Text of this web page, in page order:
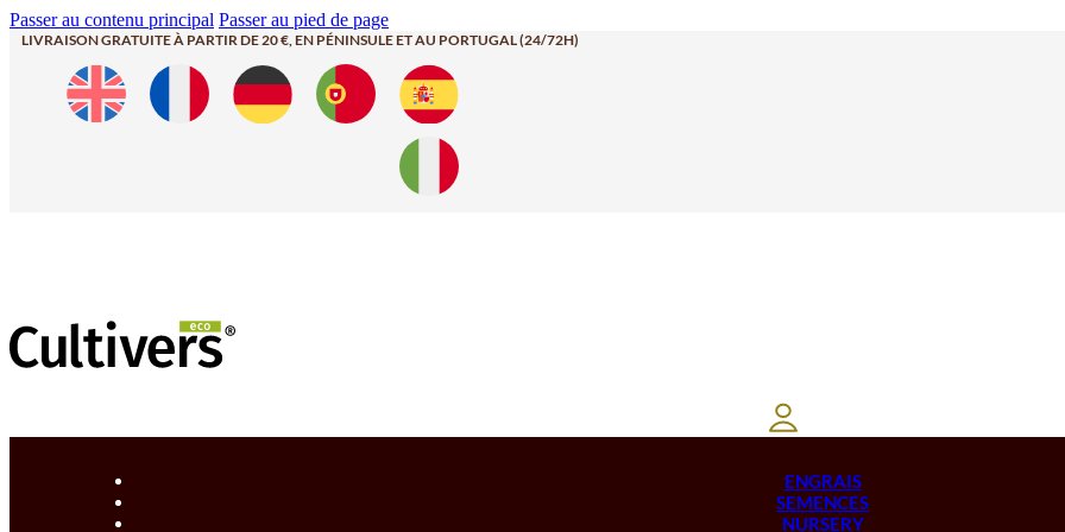
Passer au contenu principal Passer au pied de page
LIVRAISON GRATUITE À PARTIR DE 20 €, EN PÉNINSULE ET AU PORTUGAL (24/72H)
ENGRAIS
SEMENCES
NURSERY